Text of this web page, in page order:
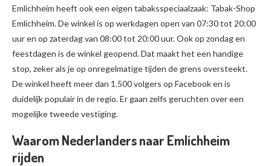
Emlichheim heeft ook een eigen tabaksspeciaalzaak: Tabak-Shop
Emlichheim. De winkel is op werkdagen open van 07:30 tot 20:00
uur en op zaterdag van 08:00 tot 20:00 uur. Ook op zondag en
feestdagen is de winkel geopend. Dat maakt het een handige
stop, zeker als je op onregelmatige tijden de grens oversteekt.
De winkel heeft meer dan 1.500 volgers op Facebook en is
duidelijk populair in de regio. Er gaan zelfs geruchten over een
mogelijke tweede vestiging.
Waarom Nederlanders naar Emlichheim
rijden